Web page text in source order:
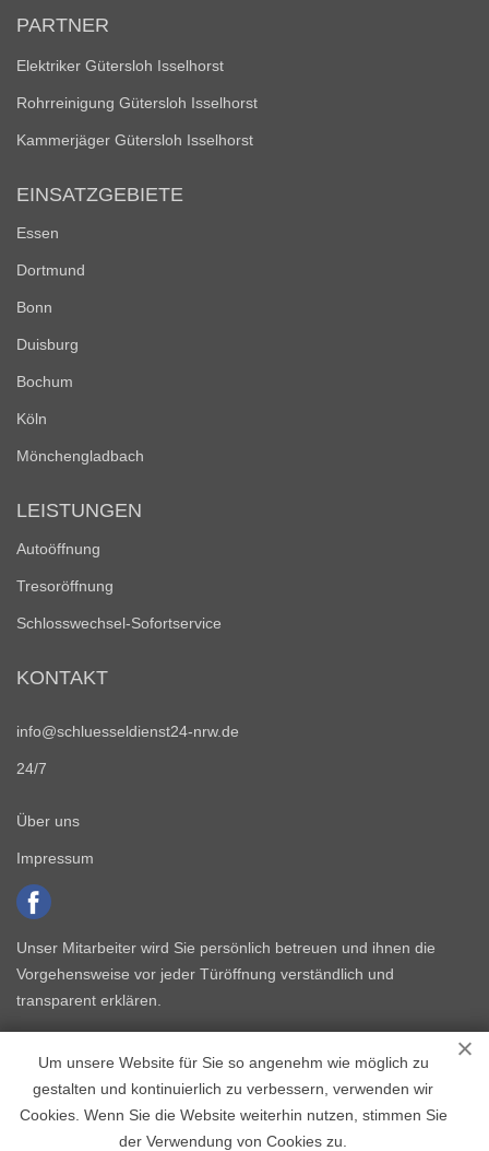
Um unsere Website für Sie so angenehm wie möglich zu
gestalten und kontinuierlich zu verbessern, verwenden wir
Cookies. Wenn Sie die Website weiterhin nutzen, stimmen Sie
der Verwendung von Cookies zu.
PARTNER
Elektriker Gütersloh Isselhorst
Rohrreinigung Gütersloh Isselhorst
Kammerjäger Gütersloh Isselhorst
EINSATZGEBIETE
Essen
Dortmund
Bonn
Duisburg
Bochum
Köln
Mönchengladbach
LEISTUNGEN
Autoöffnung
Tresoröffnung
Schlosswechsel-Sofortservice
KONTAKT
info@schluesseldienst24-nrw.de
24/7
Über uns
Impressum
Unser Mitarbeiter wird Sie persönlich betreuen und ihnen die
Vorgehensweise vor jeder Türöffnung verständlich und
transparent erklären.